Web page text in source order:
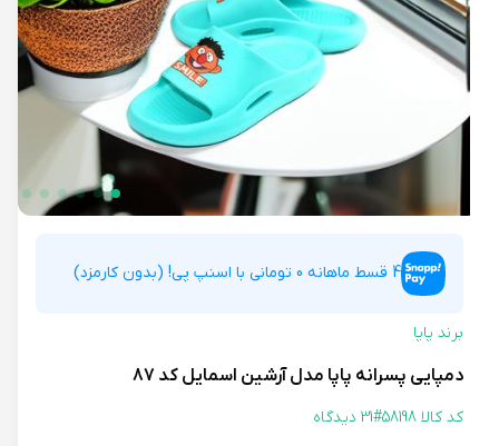
4 قسط ماهانه 0 تومانی با اسنپ پی! (بدون کارمزد)
برند پاپا
دمپایی پسرانه پاپا مدل آرشین اسمایل کد 87
کد کالا 58198# 31 دیدگاه